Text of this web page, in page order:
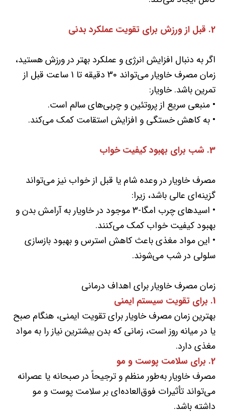
2. قبل از ورزش برای تقویت عملکرد بدنی
اگر به دنبال افزایش انرژی و عملکرد بهتر در ورزش هستید،
زمان مصرف خاویار می‌تواند 30 دقیقه تا 1 ساعت قبل از
تمرین باشد. خاویار:
• منبعی سریع از پروتئین و چربی‌های سالم است.
• به کاهش خستگی و افزایش استقامت کمک می‌کند.
3. شب برای بهبود کیفیت خواب
مصرف خاویار در وعده شام یا قبل از خواب نیز می‌تواند
گزینه‌ای عالی باشد، زیرا:
• اسیدهای چرب امگا-3 موجود در خاویار به آرامش بدن و
بهبود کیفیت خواب کمک می‌کنند.
• این مواد مغذی باعث کاهش استرس و بهبود بازسازی
سلولی در شب می‌شوند.
زمان مصرف خاویار برای اهداف درمانی
1. برای تقویت سیستم ایمنی
بهترین زمان مصرف خاویار برای تقویت ایمنی، هنگام صبح
یا در میانه روز است، زمانی که بدن بیشترین نیاز را به مواد
مغذی دارد.
2. برای سلامت پوست و مو
مصرف خاویار به‌طور منظم و ترجیحاً در صبحانه یا عصرانه
می‌تواند تأثیرات فوق‌العاده‌ای بر سلامت پوست و مو
داشته باشد.